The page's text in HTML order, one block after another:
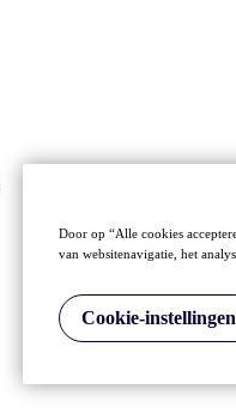
Door op “Alle cookies
van websitenavigatie, het
Cookie-instellingen